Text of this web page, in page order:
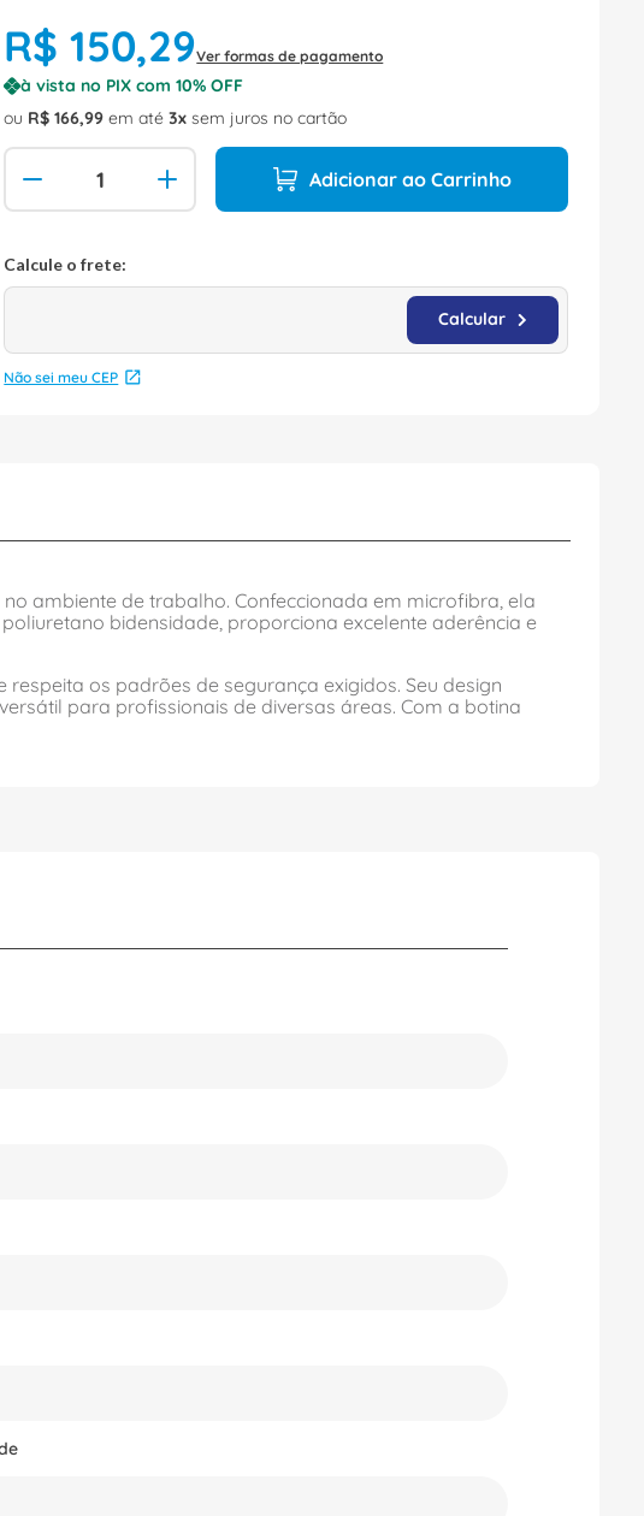
R$ 150,29Ver formas de pagamento
à vista no PIX com10% OFF
ou R$ 166,99 em até3 sem juros no cartão
Adicionar ao Carrinho
Não sei meu CEP
ambiente de trabalho. Confeccionada em microfibra, ela
bidensidade, proporciona excelente aderência e
os padrões de segurança exigidos. Seu design
para profissionais de diversas áreas. Com a botina